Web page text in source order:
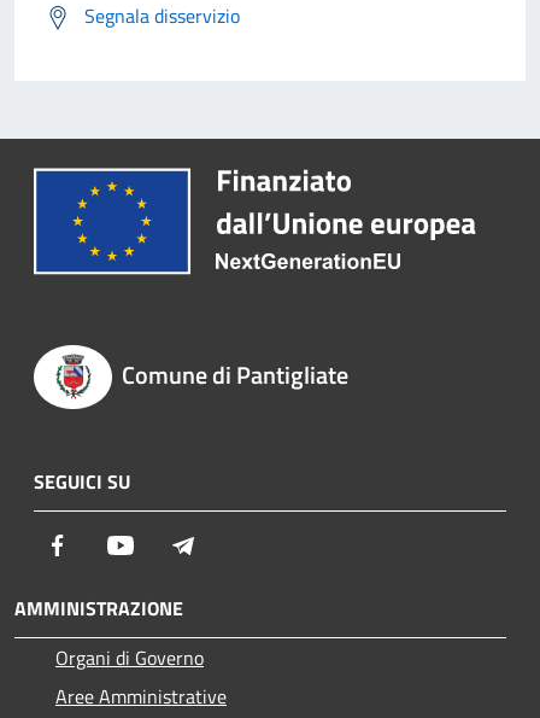
Segnala disservizio
Comune di Pantigliate
SEGUICI SU
Facebook Youtube
AMMINISTRAZIONE
Organi di Governo
Aree Amministrative